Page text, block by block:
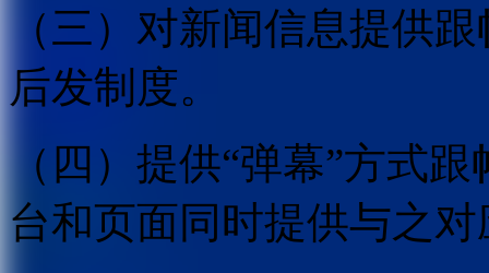
（三）对新闻信息提供
后发制度。
（四）提供“弹幕”方式
台和页面同时提供与之